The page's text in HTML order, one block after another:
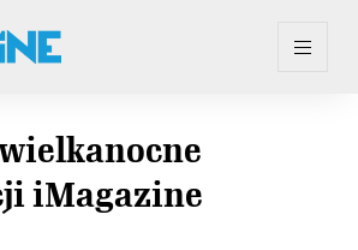
iMagazine